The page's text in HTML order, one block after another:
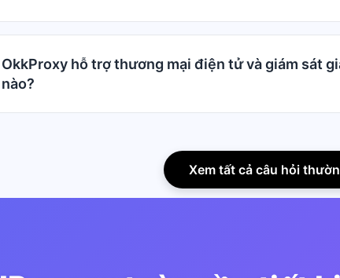
OkkProxy hỗ trợ thương mại điện tử và giám sát
nào?
Xem tất cả câu hỏi